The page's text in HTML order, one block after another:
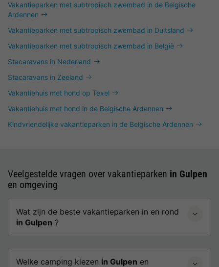
Vakantieparken met subtropisch zwembad in de Belgische
Ardennen
Vakantieparken met subtropisch zwembad in Duitsland
Vakantieparken met subtropisch zwembad in België
Stacaravans in Nederland
Stacaravans in Zeeland
Vakantiehuis met hond op Texel
Vakantiehuis met hond in de Belgische Ardennen
Kindvriendelijke vakantieparken in de Belgische Ardennen
Veelgestelde vragen over vakantieparken in Gulpen
en omgeving
Wat zijn de beste vakantieparken in en rond
in Gulpen ?
Welke camping kiezen in Gulpen en